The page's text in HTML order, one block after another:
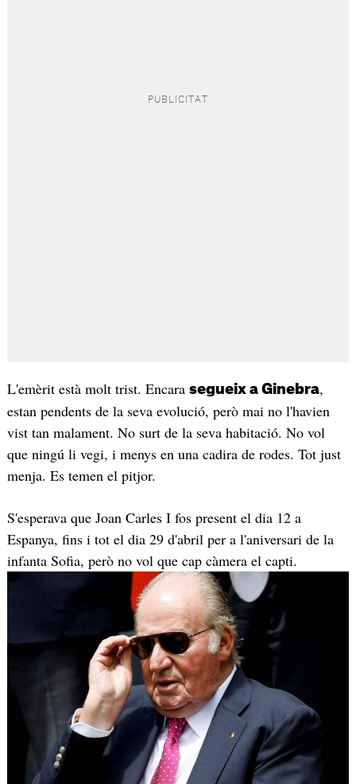
L'emèrit està molt trist. Encara segueix a Ginebra,
estan pendents de la seva evolució, però mai no l'havien
vist tan malament. No surt de la seva habitació. No vol
que ningú li vegi, i menys en una cadira de rodes. Tot just
menja. Es temen el pitjor.
S'esperava que Joan Carles I fos present el dia 12 a
Espanya, fins i tot el dia 29 d'abril per a l'aniversari de la
infanta Sofia, però no vol que cap càmera el capti.